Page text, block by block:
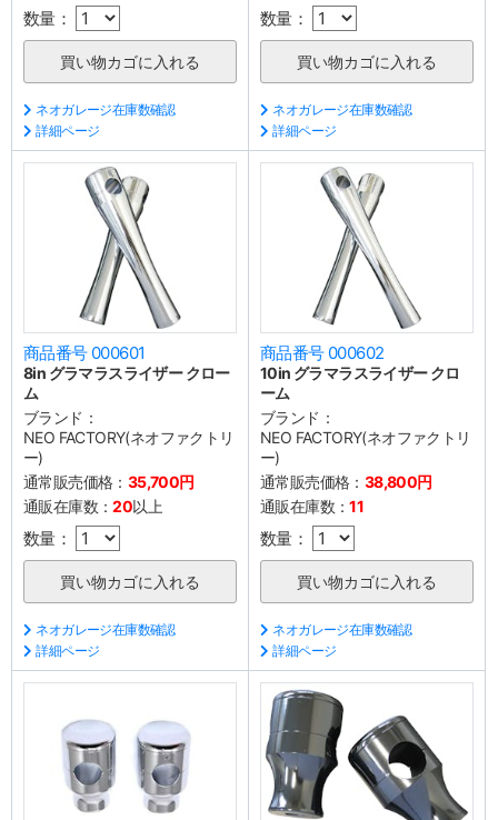
数量：
ネオガレージ在庫数確認
詳細ページ
数量：
ネオガレージ在庫数確認
詳細ページ
商品番号 000601
8in グラマラスライザー クロー
ム
ブランド：
NEO FACTORY(ネオファクトリ
ー)
通常販売価格： 35,700円
通販在庫数：20以上
数量：
ネオガレージ在庫数確認
詳細ページ
商品番号 000602
10in グラマラスライザー クロ
ーム
ブランド：
NEO FACTORY(ネオファクトリ
ー)
通常販売価格： 38,800円
通販在庫数：11
数量：
ネオガレージ在庫数確認
詳細ページ